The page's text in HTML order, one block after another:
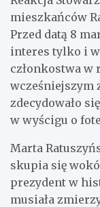
mieszkańców
Przed datą 8
interes tylko i
członkostwa w
wcześniejszym
zdecydowało
w wyścigu o
Marta
skupia się
prezydent w
musiała